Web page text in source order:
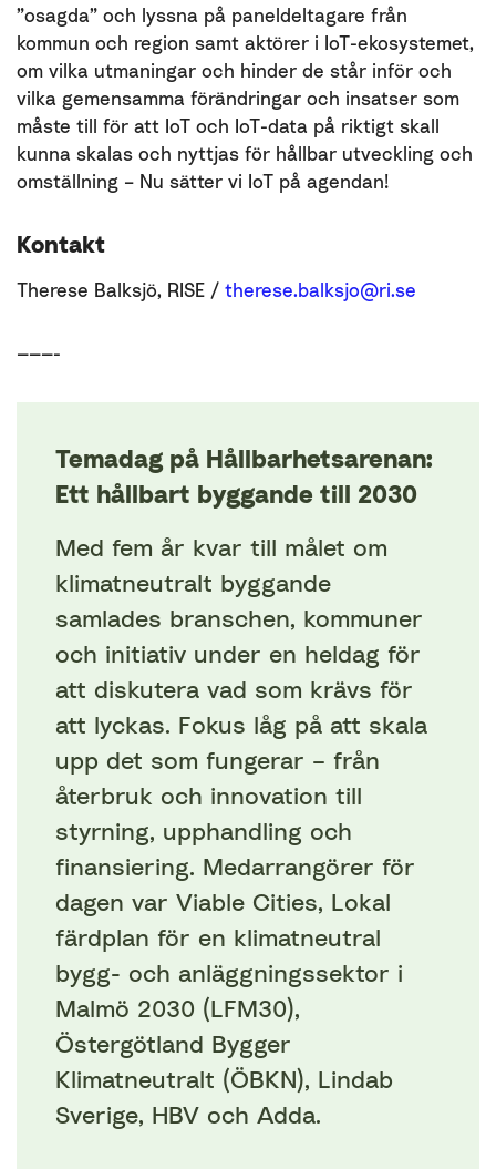
”osagda” och lyssna på paneldeltagare från
kommun och region samt aktörer i IoT-ekosystemet,
om vilka utmaningar och hinder de står inför och
vilka gemensamma förändringar och insatser som
måste till för att IoT och IoT-data på riktigt skall
kunna skalas och nyttjas för hållbar utveckling och
omställning – Nu sätter vi IoT på agendan!
Kontakt
Therese Balksjö, RISE / therese.balksjo@ri.se
———-
Temadag på Hållbarhetsarenan:
Ett hållbart byggande till 2030
Med fem år kvar till målet om
klimatneutralt byggande
samlades branschen, kommuner
och initiativ under en heldag för
att diskutera vad som krävs för
att lyckas. Fokus låg på att skala
upp det som fungerar – från
återbruk och innovation till
styrning, upphandling och
finansiering. Medarrangörer för
dagen var Viable Cities, Lokal
färdplan för en klimatneutral
bygg- och anläggningssektor i
Malmö 2030 (LFM30),
Östergötland Bygger
Klimatneutralt (ÖBKN), Lindab
Sverige, HBV och Adda.